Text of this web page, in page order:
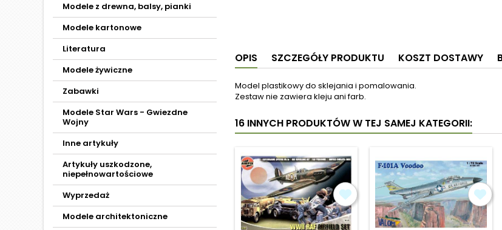
Modele z drewna, balsy, pianki
Modele kartonowe
Literatura
Modele żywiczne
Zabawki
Modele Star Wars - Gwiezdne
Wojny
Inne artykuły
Artykuły uszkodzone,
niepełnowartościowe
Wyprzedaż
Modele architektoniczne
OPIS SZCZEGÓŁY PRODUKTU KOSZT DOSTAWY
Model plastikowy do sklejania i pomalowania.
Zestaw nie zawiera kleju ani farb.
16 INNYCH PRODUKTÓW W TEJ SAMEJ KATEGORII: